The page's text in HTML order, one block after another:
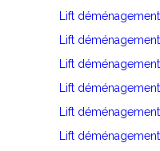
Lift
Lift
Lift
Lift
Lift
Lift